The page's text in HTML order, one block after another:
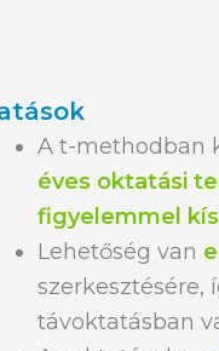
A t-methodban
éves oktatási
figyelemmel
Lehetőség van
szerkesztésére,
távoktatásban